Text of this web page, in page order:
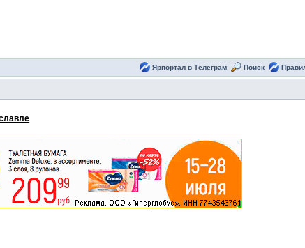
Ярпортал в Телеграм Поиск